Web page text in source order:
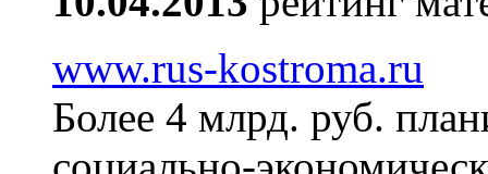
www.rus-kostroma.ru
Более 4 млрд. руб.